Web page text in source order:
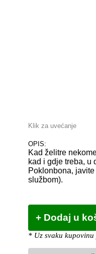
Klik za uvećanje
OPIS:
Kad želitre
kad i gdje treba, u
Poklonbona,
službom).
* Uz svaku